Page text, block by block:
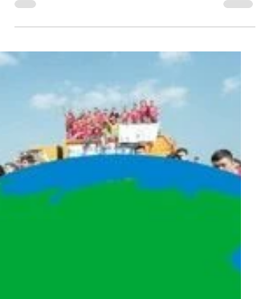
時に体験することはできます。